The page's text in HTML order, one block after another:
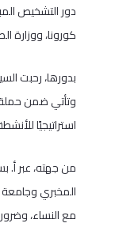
دور التشخيص
كورونا، ووزارة
بدورها، رحبت
وتأتي ضمن حملة
استراتيجيًا
من جهته، عبر أ.
المخبري
مع النساء،